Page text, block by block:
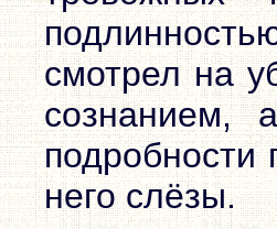
смотрел на
сознанием,
подробности
него слёзы.